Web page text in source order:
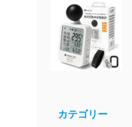
カテゴリー